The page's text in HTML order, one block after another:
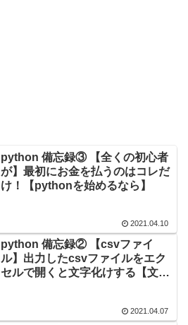
python 備忘録③ 【全くの初心者
が】最初にお金を払うのはコレだ
け！【pythonを始めるなら】
2021.04.10
python 備忘録② 【csvファイ
ル】出力したcsvファイルをエク
セルで開くと文字化けする【文字
2021.04.07